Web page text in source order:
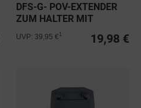
DFS-G- POV-EXTENDER
ZUM HALTER MIT
TRAGEGURT V2...
19,98 €
UVP: 39,95 € 1